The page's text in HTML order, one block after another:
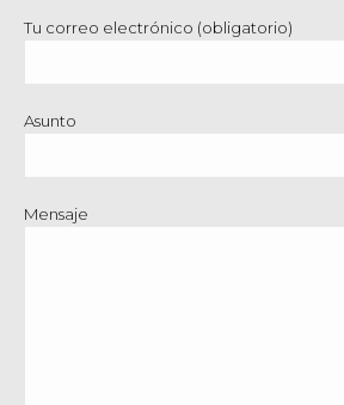
Tu correo electrónico (obligatorio)
Asunto
Mensaje